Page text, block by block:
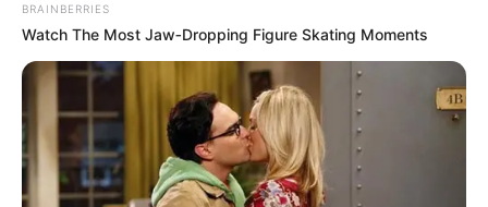
BRAINBERRIES
Watch The Most Jaw‑Dropping Figure Skating Moments